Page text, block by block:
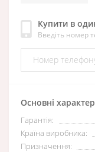
Купити в
Введіть номер
Основні
Гарантія:
Країна виробника:
Призначення: